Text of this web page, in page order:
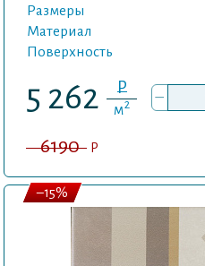
Размеры
Материал
Поверхность
5 262 P
м2 –
6190 P
–15%